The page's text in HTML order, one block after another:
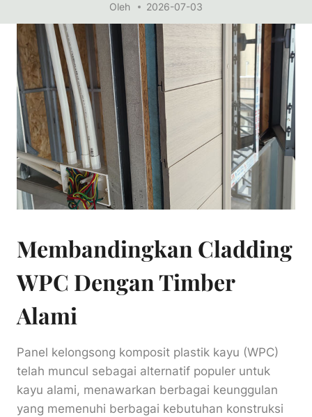
Oleh 2026-07-03
Membandingkan Cladding
WPC Dengan Timber
Alami
Panel kelongsong komposit plastik kayu (WPC)
telah muncul sebagai alternatif populer untuk
kayu alami, menawarkan berbagai keunggulan
yang memenuhi berbagai kebutuhan konstruksi